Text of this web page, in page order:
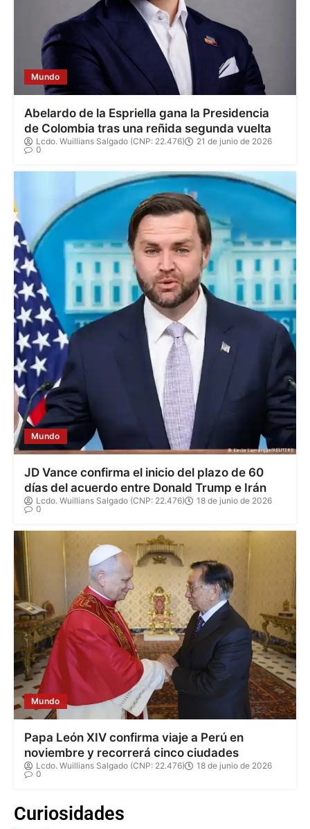
Mundo
Abelardo de la Espriella gana la Presidencia
de Colombia tras una reñida segunda vuelta
Lcdo. Wuillians Salgado (CNP: 22.476)
21 de junio de 2026
0
Mundo
JD Vance confirma el inicio del plazo de 60
días del acuerdo entre Donald Trump e Irán
Lcdo. Wuillians Salgado (CNP: 22.476)
18 de junio de 2026
0
Mundo
Papa León XIV confirma viaje a Perú en
noviembre y recorrerá cinco ciudades
Lcdo. Wuillians Salgado (CNP: 22.476)
18 de junio de 2026
0